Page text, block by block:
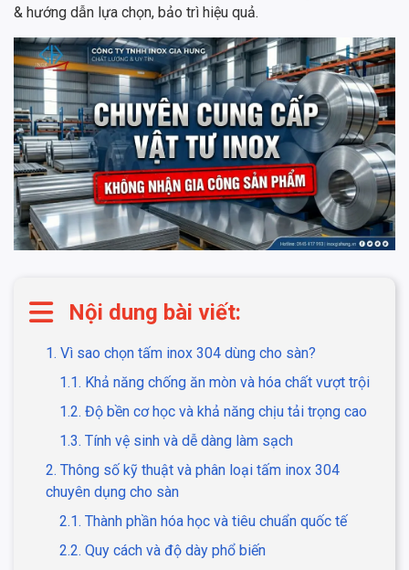
& hướng dẫn lựa chọn, bảo trì hiệu quả.
Nội dung bài viết:
1. Vì sao chọn tấm inox 304 dùng cho sàn?
1.1. Khả năng chống ăn mòn và hóa chất vượt trội
1.2. Độ bền cơ học và khả năng chịu tải trọng cao
1.3. Tính vệ sinh và dễ dàng làm sạch
2. Thông số kỹ thuật và phân loại tấm inox 304
chuyên dụng cho sàn
2.1. Thành phần hóa học và tiêu chuẩn quốc tế
2.2. Quy cách và độ dày phổ biến